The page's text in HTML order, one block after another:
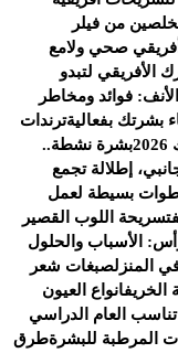
من فيلر
صحي ولامع
لتبدو
فوائد ومخاطر
بشرتك بفعاليةترندات
بشرة نشطة..
إطلالة تجمع
بسيطة لعمل
تسريحة اللوب القصير
الأسباب والحلول
المنزلصبغات شعر
انواع العيون
العام الدراسي
المرطبة للبشرةطرق